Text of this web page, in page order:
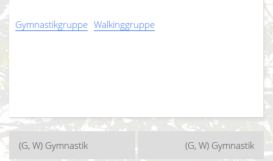
Gymnastikgruppe Walkinggruppe
Beitragsnavigation
(G, W) Gymnastik (G, W) Gymnastik